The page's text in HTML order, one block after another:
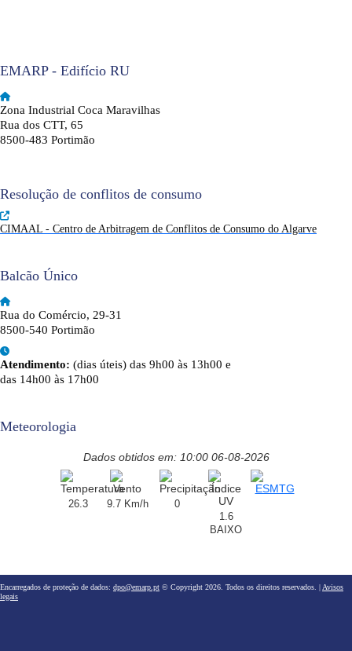
EMARP - Edifício RU
Zona Industrial Coca Maravilhas
Rua dos CTT, 65
8500-483 Portimão
Resolução de conflitos de consumo
CIMAAL - Centro de Arbitragem de Conflitos de Consumo do Algarve
Balcão Único
Rua do Comércio, 29-31
8500-540 Portimão
Atendimento: (dias úteis) das 9h00 às 13h00 e
das 14h00 às 17h00
Meteorologia
Dados obtidos em: 10:00 06-08-2026
26.3 9.7 Km/h
0
1.6
BAIXO
Encarregados de proteção de dados: dpo@emarp.pt © Copyright 2026. Todos os direitos reservados. | Avisos
legais